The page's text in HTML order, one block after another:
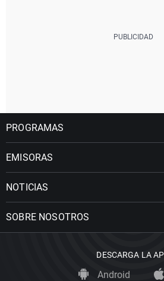
PROGRAMAS
EMISORAS
NOTICIAS
SOBRE NOSOTROS
DESCARGA LA
Android